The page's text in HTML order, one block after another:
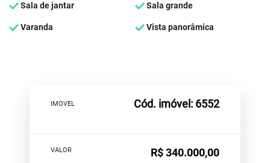
Sala de jantar Sala grande
Varanda Vista panorâmica
IMOVEL Cód. imóvel: 6552
VALOR R$ 340.000,00